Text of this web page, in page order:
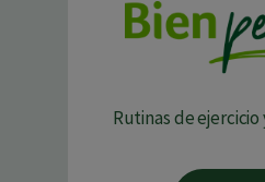
Rutinas de